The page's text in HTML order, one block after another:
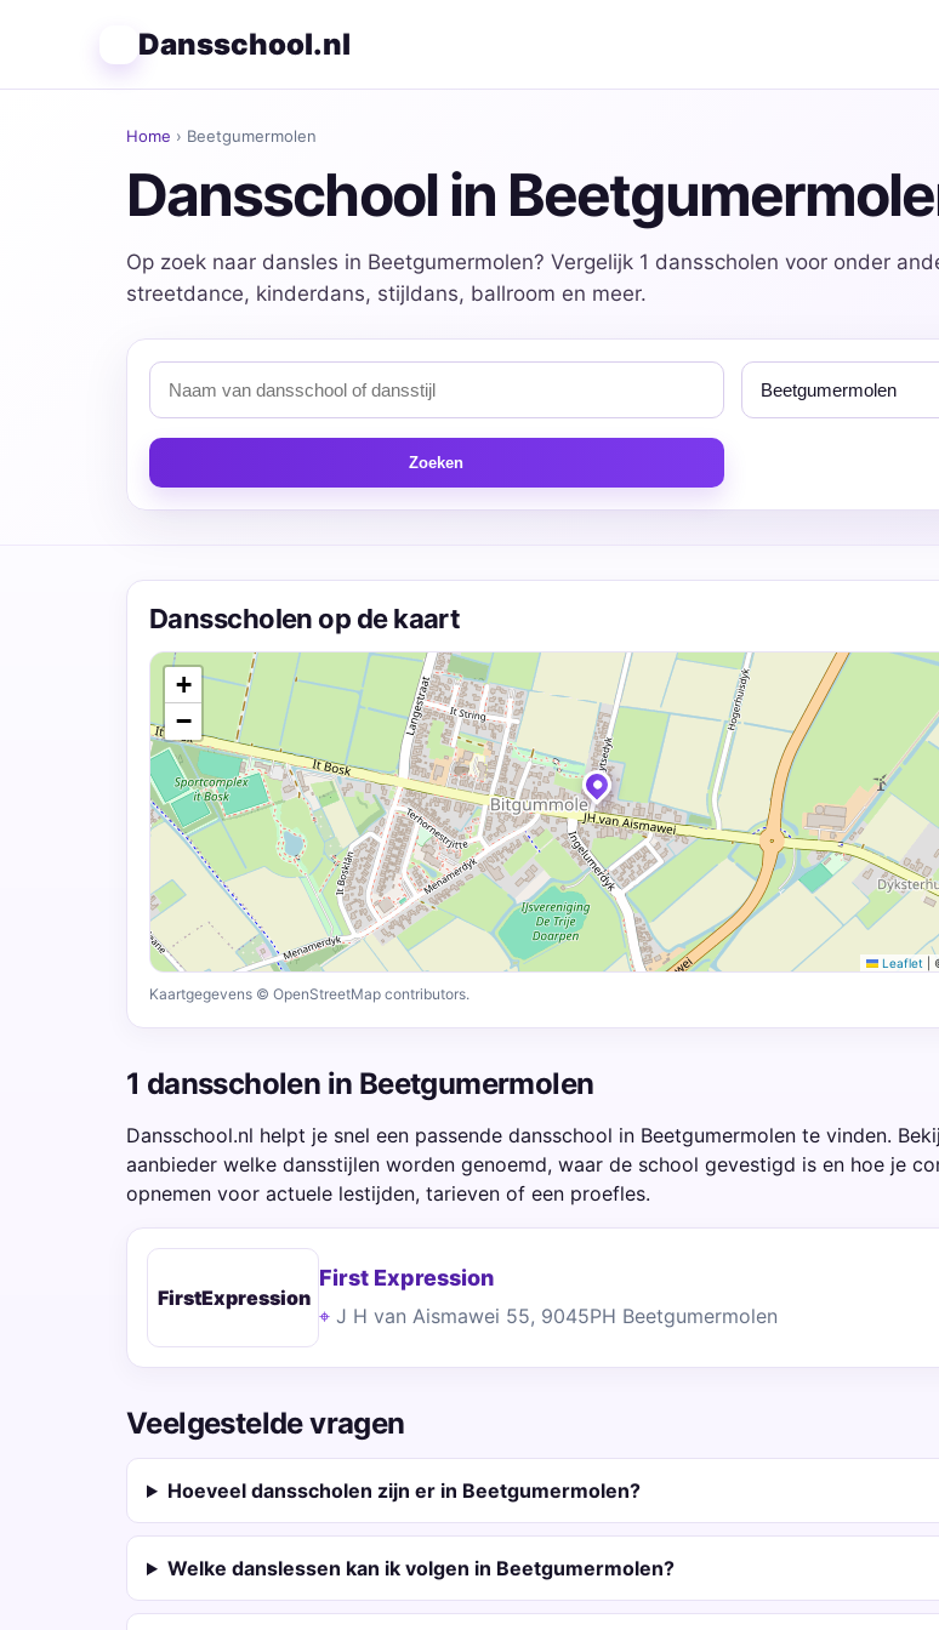
Dansschool.nl
Home › Beetgumermolen
Dansschool in
Op zoek naar dansles in Beetgumermolen? Vergelijk 1 dansscholen voor onder
streetdance, kinderdans, stijldans, ballroom en meer.
Zoeken
Dansscholen op de kaart
+
−
Leaflet
Kaartgegevens © OpenStreetMap contributors.
1 dansscholen in Beetgumermolen
Dansschool.nl helpt je snel een passende dansschool in Beetgumermolen te vinden.
aanbieder welke dansstijlen worden genoemd, waar de school gevestigd is en hoe je
opnemen voor actuele lestijden, tarieven of een proefles.
FirstExpression
First Expression
J H van Aismawei 55, 9045PH Beetgumermolen
Veelgestelde vragen
Hoeveel dansscholen zijn er in Beetgumermolen?
Welke danslessen kan ik volgen in Beetgumermolen?